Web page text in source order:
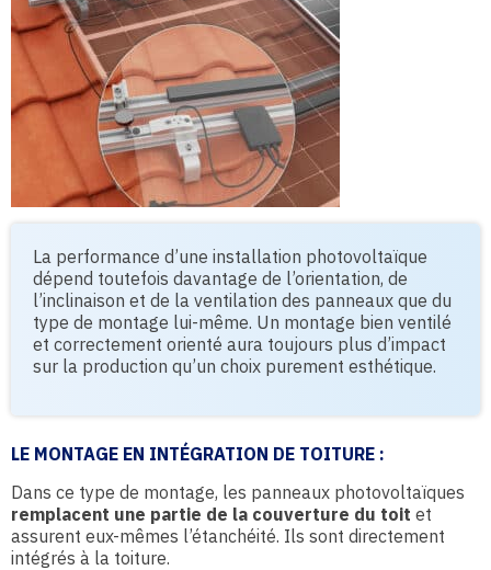
La performance d’une installation photovoltaïque
dépend toutefois davantage de l’orientation, de
l’inclinaison et de la ventilation des panneaux que du
type de montage lui-même. Un montage bien ventilé
et correctement orienté aura toujours plus d’impact
sur la production qu’un choix purement esthétique.
LE MONTAGE EN INTÉGRATION DE TOITURE :
Dans ce type de montage, les panneaux photovoltaïques
remplacent une partie de la couverture du toit et
assurent eux-mêmes l’étanchéité. Ils sont directement
intégrés à la toiture.